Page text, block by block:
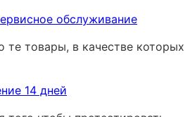
обслуживание
те товары, в качестве которых
14 дней